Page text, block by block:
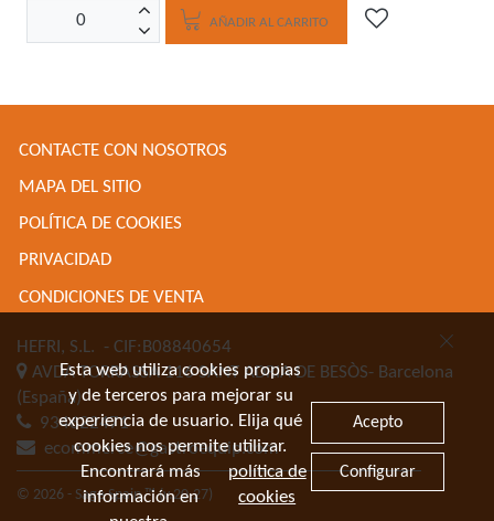
AÑADIR AL CARRITO
CONTACTE CON NOSOTROS
MAPA DEL SITIO
POLÍTICA DE COOKIES
PRIVACIDAD
CONDICIONES DE VENTA
HEFRI, S.L. - CIF:B08840654
AVDA TORRASSA 116SANT ADRIA DE BESÒS- Barcelona
(España)
934622471
ecommerce@gastroequip.com
© 2026 - Sage Spain ™ (v.20.27)
Esta web utiliza cookies propias
y de terceros para mejorar su
experiencia de usuario. Elija qué
cookies nos permite utilizar.
Encontrará más
información en
política de
cookies
Acepto
Configurar